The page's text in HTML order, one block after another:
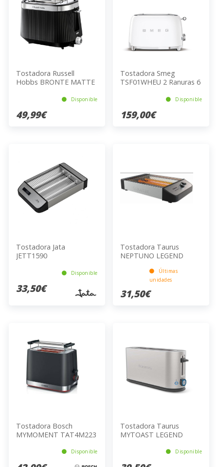
Tostadora Russell
Hobbs BRONTE MATTE
Disponible
49,99€
Tostadora Smeg
TSF01WHEU 2 Ranuras 6
Disponible
159,00€
Tostadora Jata
JETT1590
Disponible
33,50€
Tostadora Taurus
NEPTUNO LEGEND
Últimas
unidades
31,50€
Tostadora Bosch
MYMOMENT TAT4M223
Disponible
Tostadora Taurus
MYTOAST LEGEND
Disponible